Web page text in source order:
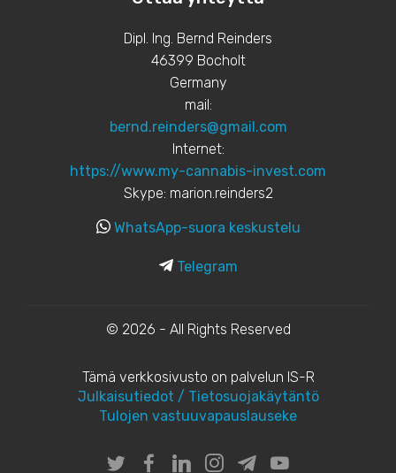
Dipl. Ing. Bernd Reinders
46399 Bocholt
Germany
mail:
bernd.reinders@gmail.com
Internet:
https://www.my-cannabis-invest.com
Skype: marion.reinders2
WhatsApp-suora keskustelu
Telegram
© 2026 - All Rights Reserved
Tämä verkkosivusto on palvelun IS-R
Julkaisutiedot / Tietosuojakäytäntö
Tulojen vastuuvapauslauseke